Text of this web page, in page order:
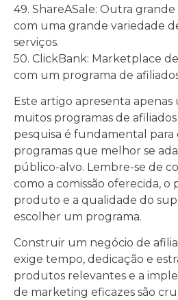
49. ShareASale: Outra
com uma grande variedade
serviços.
50. ClickBank: Marketplace
com um programa de
Este artigo apresenta apenas
muitos programas de afiliados
pesquisa é fundamental para
programas que melhor se
público-alvo. Lembre-se de
como a comissão oferecida, o
produto e a qualidade do
escolher um programa.
Construir um negócio de
exige tempo, dedicação e
produtos relevantes e a
de marketing eficazes são